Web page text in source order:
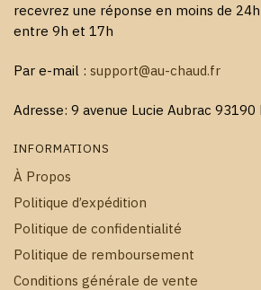
recevrez une réponse en moins de
entre 9h et 17h
Par e-mail : support@au-chaud.fr
Adresse: 9 avenue Lucie Aubrac 93190
INFORMATIONS
À Propos
Politique d’expédition
Politique de confidentialité
Politique de remboursement
Conditions générale de vente